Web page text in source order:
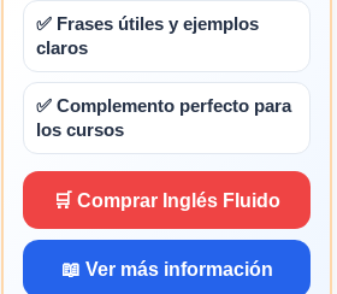
✅ Frases útiles y ejemplos
claros
✅ Complemento perfecto para
los cursos
🛒 Comprar Inglés Fluido
📖 Ver más información